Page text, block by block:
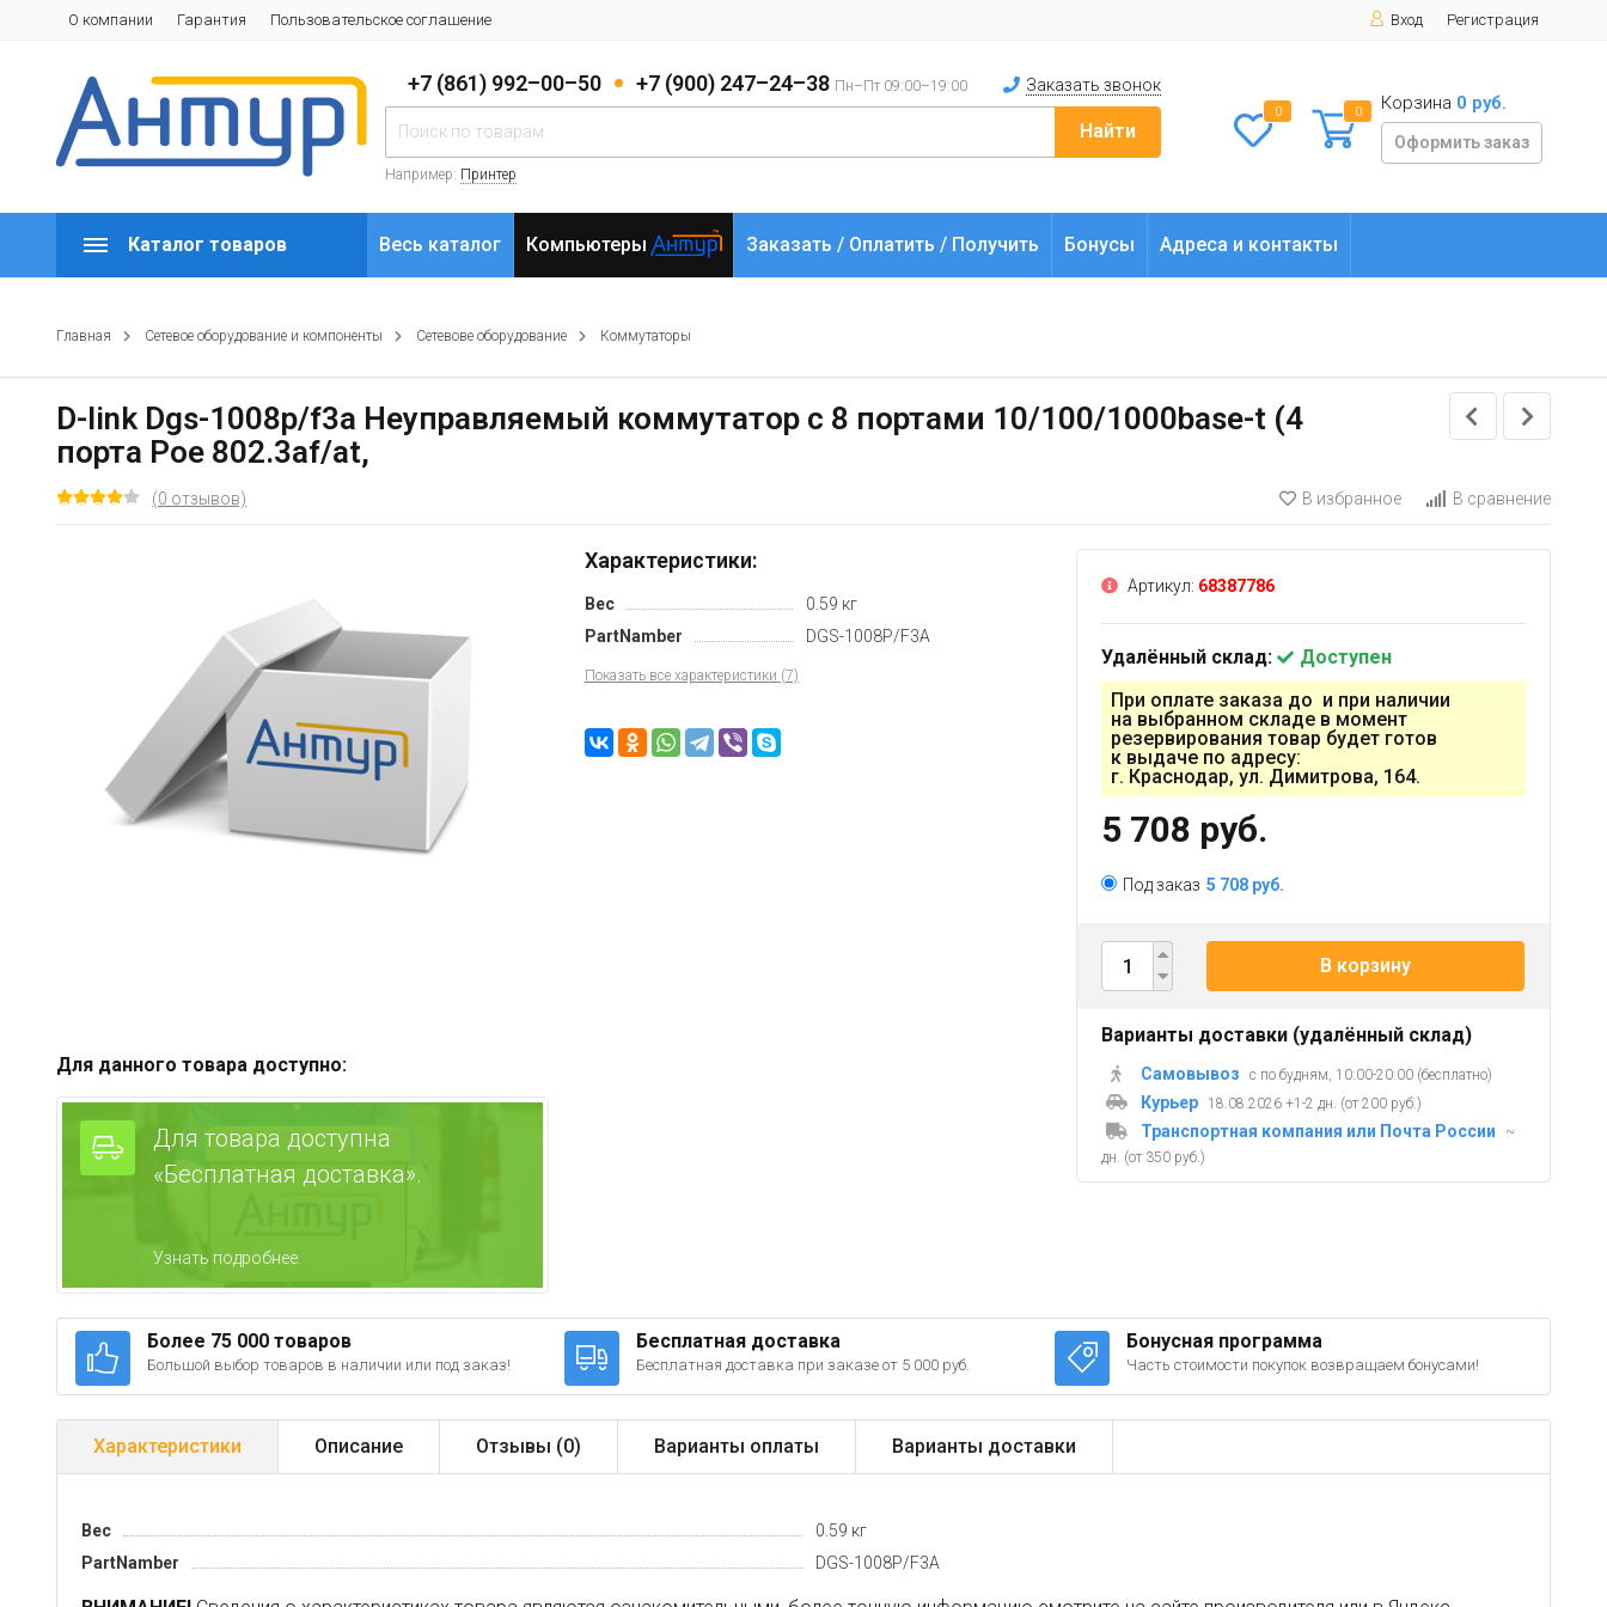
О компании Гарантия Пользовательское соглашение Вход Регистрация
+7 (861) 992–00–50 +7 (900) 247–24–38 Пн–Пт 09:00–19:00 Заказать звонок
Найти
Например: Принтер
0 0 Корзина 0 руб.
Оформить заказ
Каталог товаров Весь каталог Компьютеры Заказать / Оплатить / Получить Бонусы Адреса и контакты
Главная Сетевое оборудование и компоненты Сетевове оборудование Коммутаторы
D-link Dgs-1008p/f3a Неуправляемый коммутатор с 8 портами 10/100/1000base-t (4
порта Poe 802.3af/at,
(0 отзывов) В избранное В сравнение
Характеристики:
Вес
0.59 кг
PartNamber
DGS-1008P/F3A
Показать все характеристики (7)
Для данного товара доступно:
Для товара доступна
«Бесплатная доставка».
Узнать подробнее.
Артикул: 68387786
Удалённый склад:
Доступен
При оплате заказа до и при наличии
на выбранном складе в момент
резервирования товар будет готов
к выдаче по адресу:
г. Краснодар, ул. Димитрова, 164.
5 708 руб.
Под заказ 5 708 руб.
В корзину
Варианты доставки (удалённый склад)
Самовывоз с по будням, 10:00-20:00 (бесплатно)
Курьер 18.08.2026 +1-2 дн. (от 200 руб.)
Транспортная компания или Почта России
~
дн. (от 350 руб.)
Более 75 000 товаров
Большой выбор товаров в наличии или под заказ!
Бесплатная доставка
Бесплатная доставка при заказе от 5 000 руб.
Бонусная программа
Часть стоимости покупок возвращаем бонусами!
Характеристики Описание Отзывы (0) Варианты оплаты Варианты доставки
Вес
0.59 кг
PartNamber
DGS-1008P/F3A